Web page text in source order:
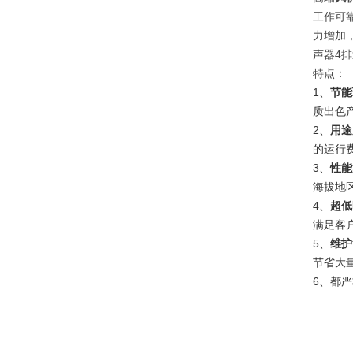
工作可
力增加
声器4
特点：
1、 节
质出色
2、 用
的运行
3、性
海拔地
4、 超
满足客
5、 维
节省大
6、都